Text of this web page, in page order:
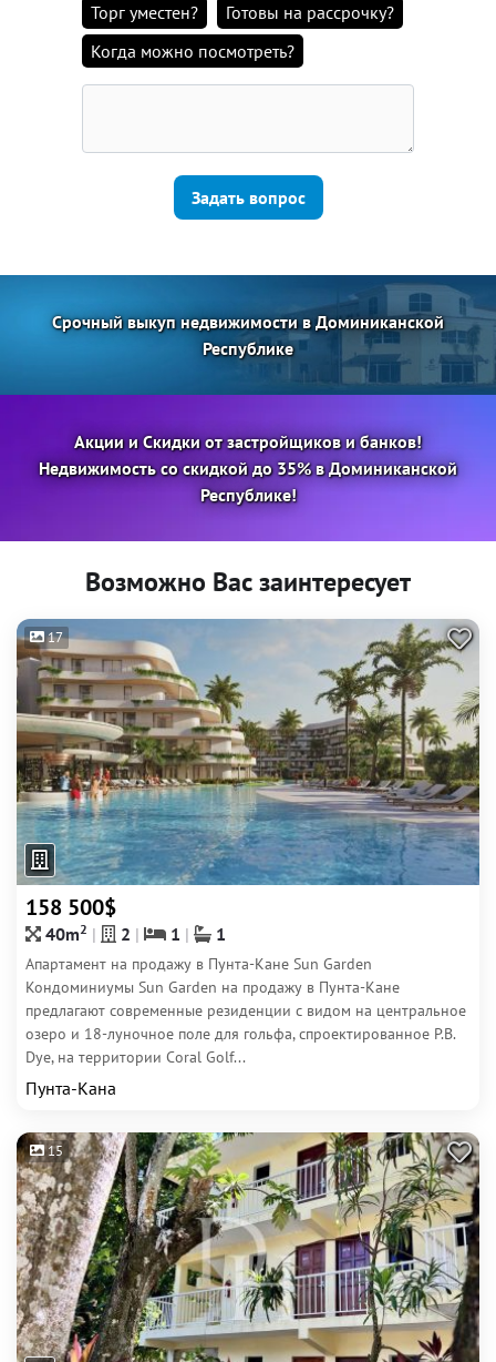
Торг уместен?
Готовы на рассрочку?
Когда можно посмотреть?
Задать вопрос
Срочный выкуп недвижимости в Доминиканской
Республике
Акции и Скидки от застройщиков и банков!
Недвижимость со скидкой до 35% в Доминиканской
Республике!
Возможно Вас заинтересует
17
158 500$
40m2 2 1 1
Апартамент на продажу в Пунта-Кане Sun Garden
Кондоминиумы Sun Garden на продажу в Пунта-Кане
предлагают современные резиденции с видом на центральное
озеро и 18-луночное поле для гольфа, спроектированное P.B.
Dye, на территории Coral Golf...
Пунта-Кана
15